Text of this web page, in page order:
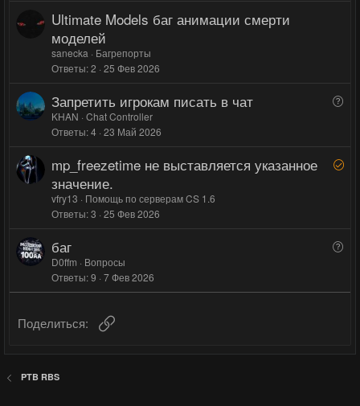
й
о
й
о
Ultimate Models баг анимации смерти
моделей
sanecka
Багрепорты
Ответы 2 25 Фев 2026
о
Запретить игрокам писать в чат
KHAN Chat Controller
Ответы 4 23 Май 2026
Р
mp_freezetime не выставляется указанное
значение.
vfry13
Помощь по серверам CS 1.6
Ответы 3 25 Фев 2026
р
баг
D0ffm
Вопросы
Ответы 9 7 Фев 2026
Поделиться:
PTB RBS